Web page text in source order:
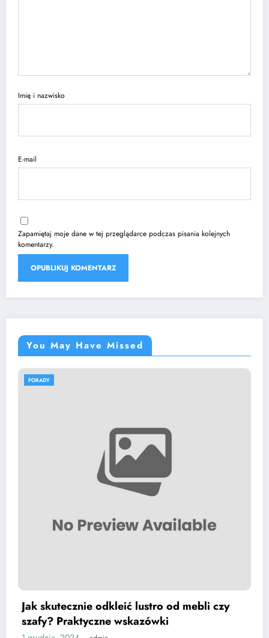
Imię i nazwisko
E-mail
Zapamiętaj moje dane w tej przeglądarce podczas pisania kolejnych
komentarzy.
You May Have Missed
mebli czy
Pasożyty żyjące w naszej
znajdziemy i jak się ich